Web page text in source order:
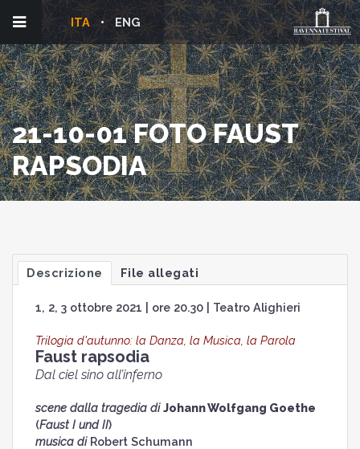
ENG
ITA
21-10-01 FOTO FAUST
RAPSODIA
Descrizione File allegati
1, 2, 3 ottobre 2021 | ore 20.30 | Teatro Alighieri
Trilogia d'autunno: la Danza, la Musica, la Parola
Faust rapsodia
Dal ciel sino all’inferno
scene dalla tragedia diJohann Wolfgang Goethe
(Faust I und II)
musica di Robert Schumann